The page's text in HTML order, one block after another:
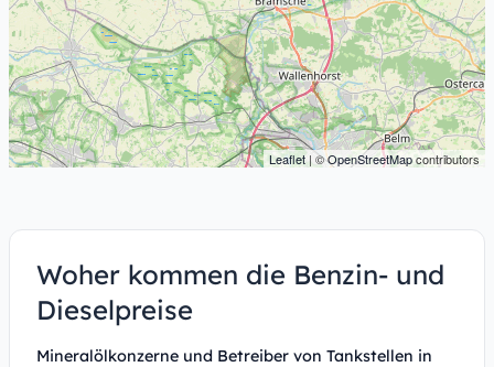
Leaflet| ©OpenStreetMapcontributors
Woher kommen die Benzin- und
Dieselpreise
Mineralölkonzerne und Betreiber von Tankstellen in